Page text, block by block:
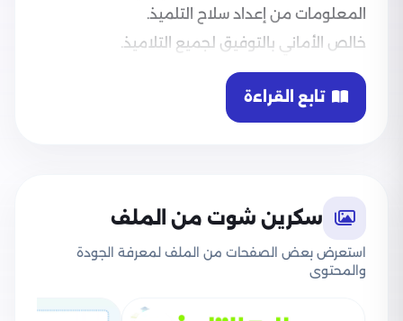
المعلومات من إعداد سلاح التلميذ.
خالص الأماني بالتوفيق لجميع التلاميذ.
تابع القراءة
سكرين شوت من الملف
استعرض بعض الصفحات من الملف لمعرفة الجودة
والمحتوى